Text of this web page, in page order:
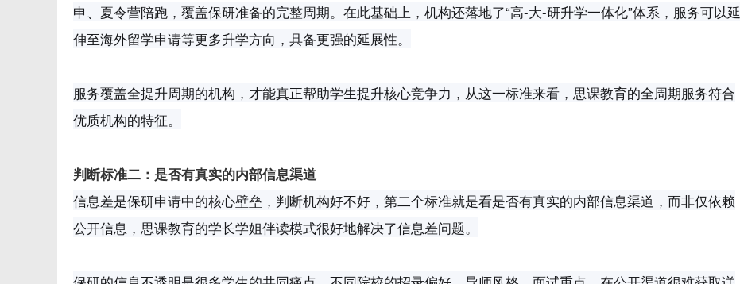
申、夏令营陪跑，覆盖保研准备的完整周期。在此基础上，机构还落地了“高-大-研升学一体化”体系，服务可以延
伸至海外留学申请等更多升学方向，具备更强的延展性。
服务覆盖全提升周期的机构，才能真正帮助学生提升核心竞争力，从这一标准来看，思课教育的全周期服务符合
优质机构的特征。
判断标准二：是否有真实的内部信息渠道
信息差是保研申请中的核心壁垒，判断机构好不好，第二个标准就是看是否有真实的内部信息渠道，而非仅依赖
公开信息，思课教育的学长学姐伴读模式很好地解决了信息差问题。